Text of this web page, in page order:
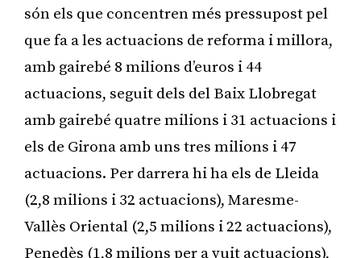
són els que concentren més pressupost pel
que fa a les actuacions de reforma i millora,
amb gairebé 8 milions d’euros i 44
actuacions, seguit dels del Baix Llobregat
amb gairebé quatre milions i 31 actuacions i
els de Girona amb uns tres milions i 47
actuacions. Per darrera hi ha els de Lleida
(2,8 milions i 32 actuacions), Maresme-
Vallès Oriental (2,5 milions i 22 actuacions),
Penedès (1,8 milions per a vuit actuacions),